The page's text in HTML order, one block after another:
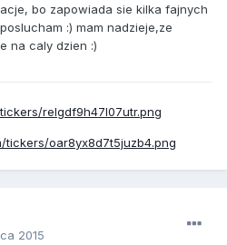
bo zapowiada sie kilka fajnych
:) mam nadzieje,ze
na caly dzien :)
2015